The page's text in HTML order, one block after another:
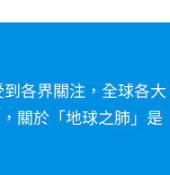
各界關注，全球各大
關於「地球之肺」是